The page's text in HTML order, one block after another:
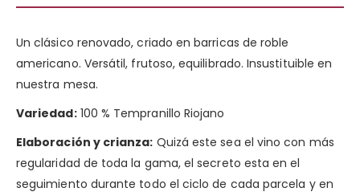
Un clásico renovado, criado en barricas de roble
americano. Versátil, frutoso, equilibrado. Insustituible en
nuestra mesa.
Variedad:100 % Tempranillo Riojano
Elaboración y crianza: Quizá este sea el vino con más
regularidad de toda la gama, el secreto esta en el
seguimiento durante todo el ciclo de cada parcela y en